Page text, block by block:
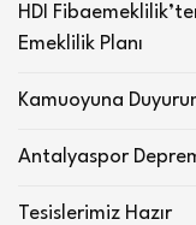
HDI
Emeklilik Planı
Kamuoyuna
Antalyaspor
Tesislerimiz Hazır